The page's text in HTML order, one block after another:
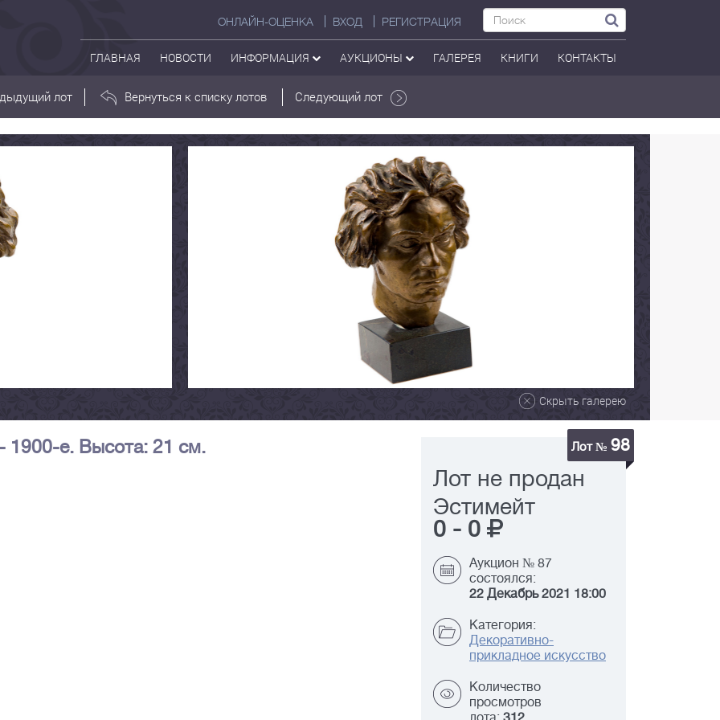
ОНЛАЙН-ОЦЕНКА ВХОД РЕГИСТРАЦИЯ
ГЛАВНАЯ НОВОСТИ ИНФОРМАЦИЯ АУКЦИОНЫ ГАЛЕРЕЯ КНИГИ КОНТАКТЫ
лот Вернуться к списку лотов Следующий лот
Скрыть галерею
1900-е. Высота: 21 см. Лот № 98
Лот не продан
Эстимейт
0 - 0
Аукцион № 87
состоялся:
22 Декабрь 2021 18:00
Категория:
Декоративно-
прикладное искусство
Количество
просмотров